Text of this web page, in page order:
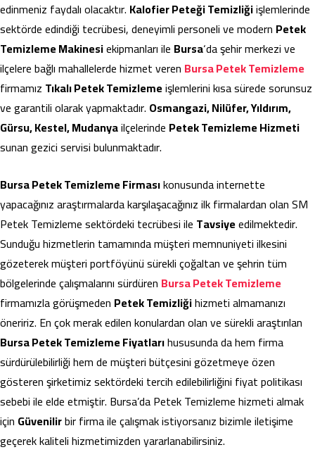
edinmeniz faydalı olacaktır. Kalofier Peteği Temizliğiişlemlerinde
sektörde edindiği tecrübesi, deneyimli personeli ve modern Petek
Temizleme Makinesiekipmanları ile Bursa‘da şehir merkezi ve
ilçelere bağlı mahallelerde hizmet veren Bursa Petek Temizleme
firmamız Tıkalı Petek Temizlemeişlemlerini kısa sürede sorunsuz
ve garantili olarak yapmaktadır. Osmangazi, Nilüfer, Yıldırım,
Gürsu, Kestel, Mudanyailçelerinde Petek Temizleme Hizmeti
sunan gezici servisi bulunmaktadır.
Bursa Petek Temizleme Firmasıkonusunda internette
yapacağınız araştırmalarda karşılaşacağınız ilk firmalardan olan SM
Petek Temizleme sektördeki tecrübesi ile Tavsiyeedilmektedir.
Sunduğu hizmetlerin tamamında müşteri memnuniyeti ilkesini
gözeterek müşteri portföyünü sürekli çoğaltan ve şehrin tüm
bölgelerinde çalışmalarını sürdüren Bursa Petek Temizleme
firmamızla görüşmeden Petek Temizliğihizmeti almamanızı
öneririz. En çok merak edilen konulardan olan ve sürekli araştırılan
Bursa Petek Temizleme Fiyatlarıhususunda da hem firma
sürdürülebilirliği hem de müşteri bütçesini gözetmeye özen
gösteren şirketimiz sektördeki tercih edilebilirliğini fiyat politikası
sebebi ile elde etmiştir. Bursa’da Petek Temizleme hizmeti almak
için Güvenilirbir firma ile çalışmak istiyorsanız bizimle iletişime
geçerek kaliteli hizmetimizden yararlanabilirsiniz.